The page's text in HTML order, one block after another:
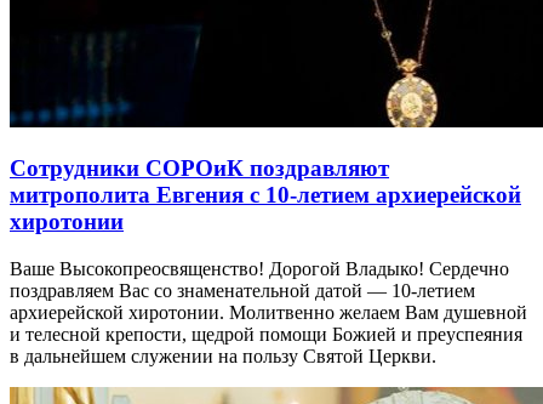
Сотрудники СОРОиК поздравляют
митрополита Евгения с 10-летием архиерейской
хиротонии
Ваше Высокопреосвященство! Дорогой Владыко! Сердечно
поздравляем Вас со знаменательной датой — 10-летием
архиерейской хиротонии. Молитвенно желаем Вам душевной
и телесной крепости, щедрой помощи Божией и преуспеяния
в дальнейшем служении на пользу Святой Церкви.